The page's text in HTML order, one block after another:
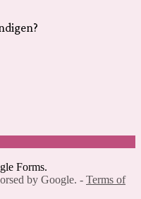
Forms.
by Google. - Terms of